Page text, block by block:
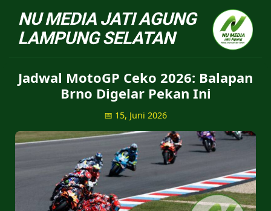
NU Jatiagung - Situs
Jadwal MotoGP Ceko 2026: Balapan
Brno Digelar Pekan Ini
📅 15, Juni 2026